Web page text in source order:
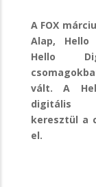
A FOX
Alap,
Hello
vált. A
digitális
keresztül a
el.